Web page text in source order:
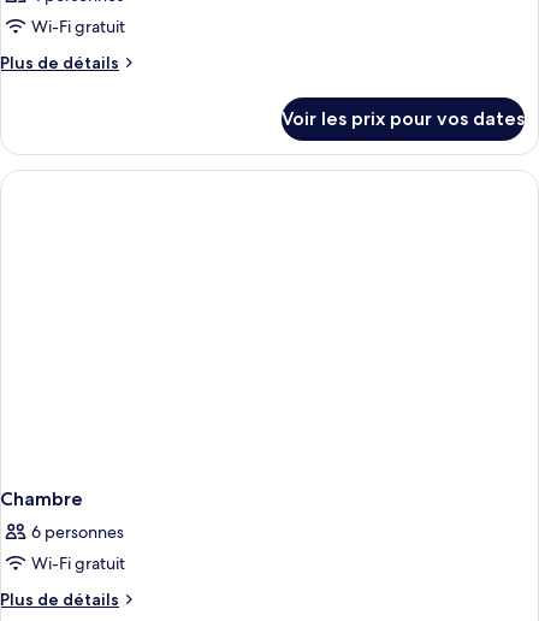
Wi-Fi gratuit
Plus de détails
Plus
le
type
de
Voir les prix pour vos dates
Chambre
6 personnes
Wi-Fi gratuit
Plus de détails
Plus